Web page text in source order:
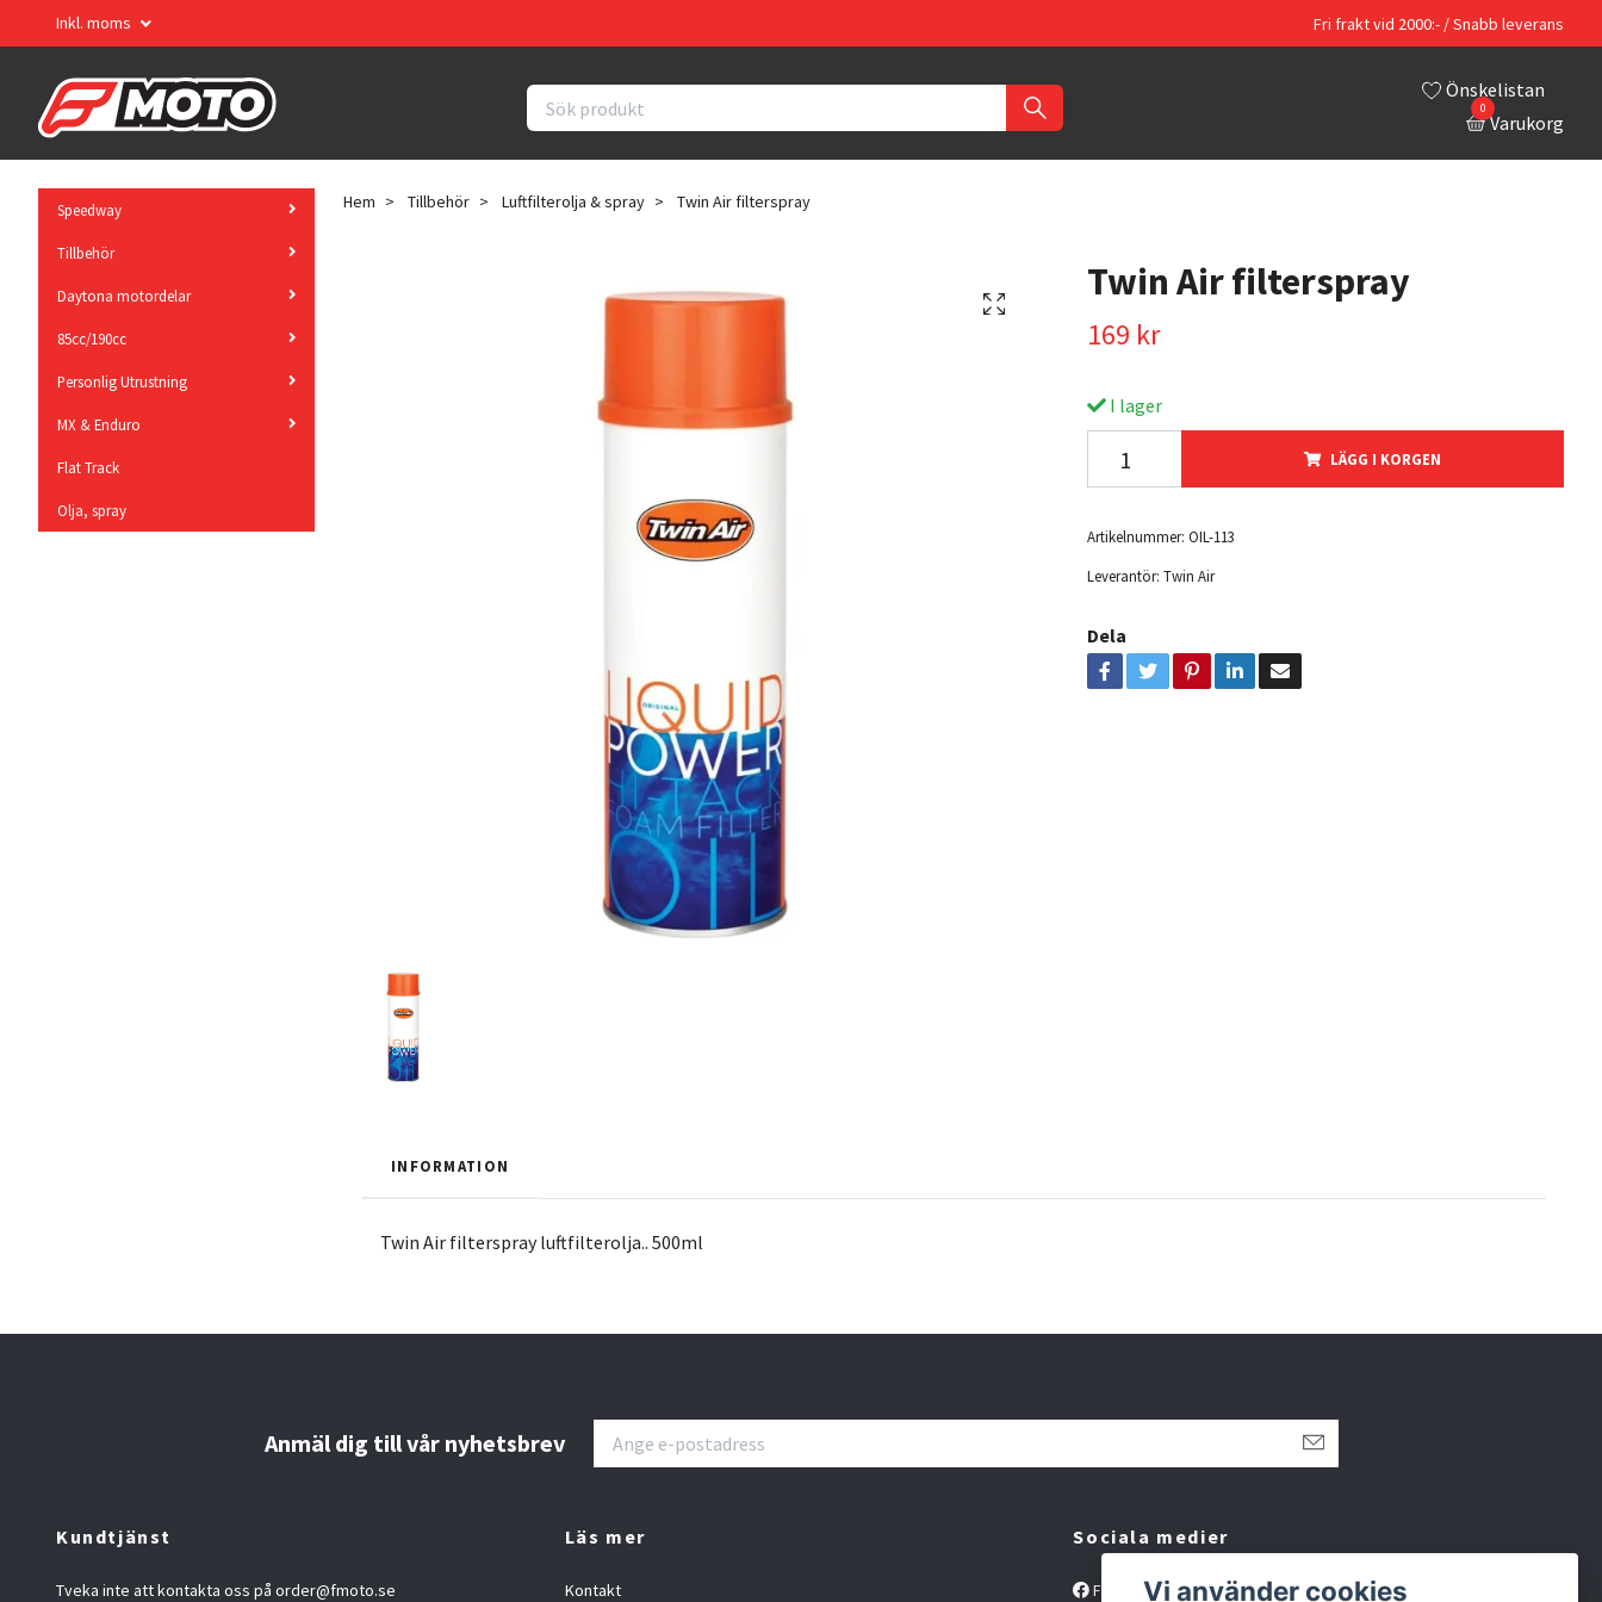
Inkl. moms Fri frakt vid 2000:- / Snabb leverans
Önskelistan
0
Varukorg
Speedway
Tillbehör
Daytona motordelar
85cc/190cc
Personlig Utrustning
MX & Enduro
Flat Track
Olja, spray
Hem Tillbehör Luftfilterolja & spray Twin Air filterspray
Twin Air filterspray
169 kr
I lager
LÄGG I KORGEN
Artikelnummer: OIL-113
Leverantör: Twin Air
Dela
INFORMATION
Twin Air filterspray luftfilterolja.. 500ml
Anmäl dig till vår nyhetsbrev
Kundtjänst
Tveka inte att kontakta oss på order@fmoto.se
Läs mer
Kontakt
Sociala medier
FacebookVi använder cookies